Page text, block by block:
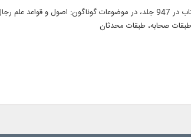
متن کامل 258 عنوان کتاب در 947 جلد، در موضوعات
صحابه، طبقات محدثان